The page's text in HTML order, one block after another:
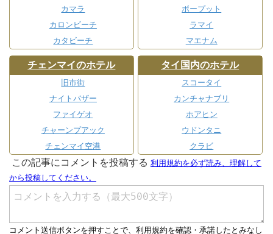
カマラ
カロンビーチ
カタビーチ
ボープット
ラマイ
マエナム
チェンマイのホテル
旧市街
ナイトバザー
ファイゲオ
チャーンプアック
チェンマイ空港
タイ国内のホテル
スコータイ
カンチャナブリ
ホアヒン
ウドンタニ
クラビ